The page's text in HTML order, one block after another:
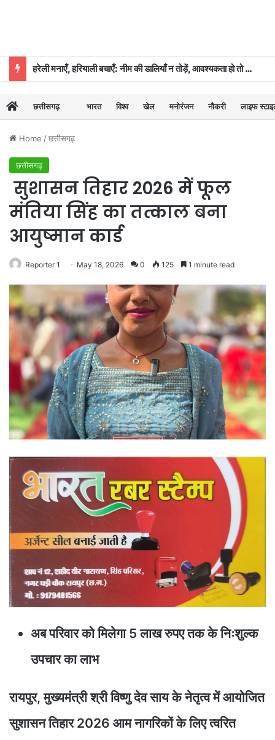
हरेली मनाएँ, हरियाली बचाएँ: नीम की डालियाँ न तोड़ें, आवश्यकता हो तो कुछ पत्तियाँ ही लें: डॉ. दिनेश मिश्र
छत्तीसगढ़ भारत विश्व खेल मनोरंजन नौकरी लाइफ
Home /छत्तीसगढ़
छत्तीसगढ़
सुशासन तिहार 2026 में फूल
मंतिया सिंह का तत्काल बना
आयुष्मान कार्ड
Reporter 1 May 18, 2026 0 125 1 minute read
अब परिवार को मिलेगा 5 लाख रुपए तक के निःशुल्क
उपचार का लाभ
रायपुर, मुख्यमंत्री श्री विष्णु देव साय के नेतृत्व में आयोजित
सुशासन तिहार 2026 आम नागरिकों के लिए त्वरित